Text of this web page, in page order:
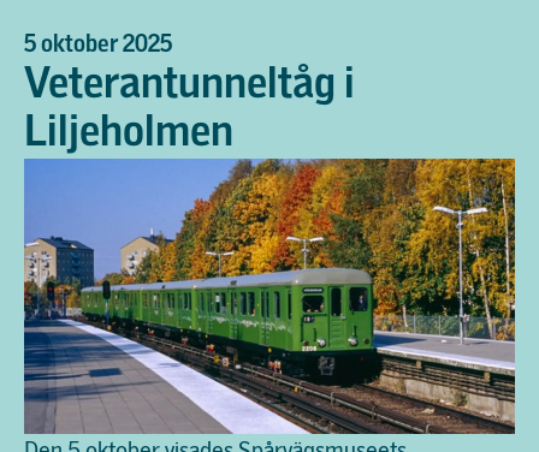
5 oktober 2025
Veterantunneltåg i
Liljeholmen